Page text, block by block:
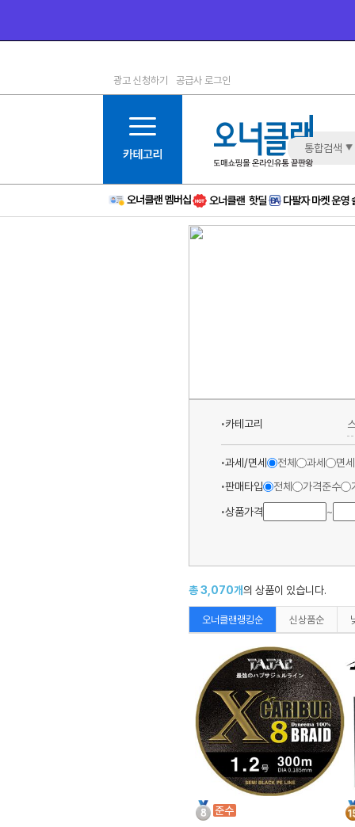
1등급
6등급
11등급
12등급
15등급
16등급
광고 신청하기 공급사 로그인
통합검색
카테고리
과세/면세 전체 과세
면세
판매타입
전체 가격준수
상품가격
~
총3,070개의 상품이 있습니다.
오너클랜랭킹순 신상품순